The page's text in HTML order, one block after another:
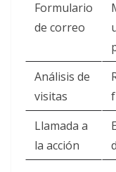
Formulario
de correo
Análisis de
visitas
Llamada a
la acción